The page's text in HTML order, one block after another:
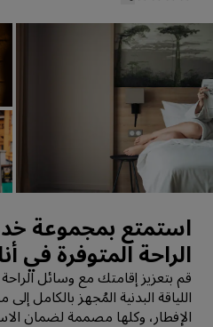
استمتع بمجموعة
الراحة المتوفرة في
قم بتعزيز إقامتك مع وسائل
اللياقة البدنية المُجهز بالكامل
الإفطار، وكلها مصممة لضمان